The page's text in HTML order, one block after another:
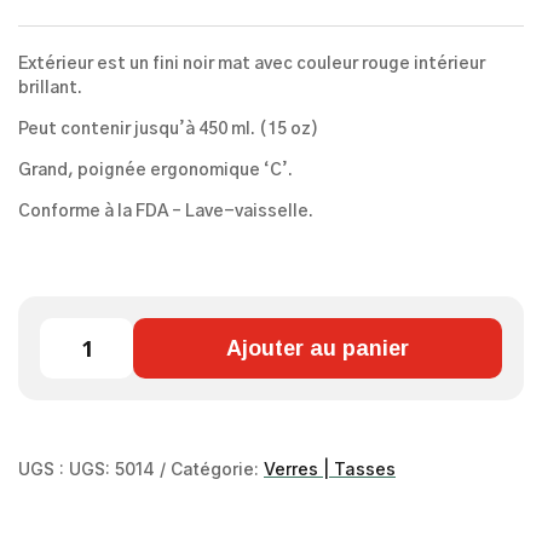
Extérieur est un fini noir mat avec couleur rouge intérieur
brillant.
Peut contenir jusqu’à 450 ml. (15 oz)
Grand, poignée ergonomique ‘C’.
Conforme à la FDA – Lave-vaisselle.
QUANTITÉ
FRISSONS
Ajouter au panier
UGS : UGS: 5014 Catégorie: Verres | Tasses